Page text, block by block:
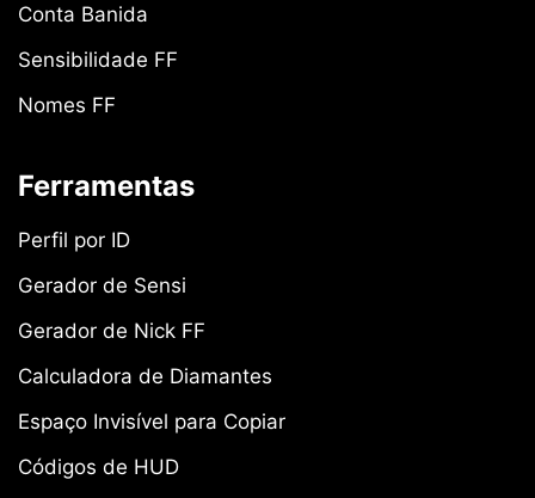
Conta Banida
Sensibilidade FF
Nomes FF
Ferramentas
Perfil por ID
Gerador de Sensi
Gerador de Nick FF
Calculadora de Diamantes
Espaço Invisível para Copiar
Códigos de HUD